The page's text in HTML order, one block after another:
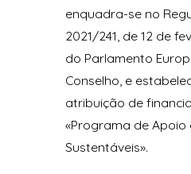
enquadra-se no
2021/241, de 12 de
do Parlamento
Conselho, e
atribuição de
«Programa de Apoio
Sustentáveis».